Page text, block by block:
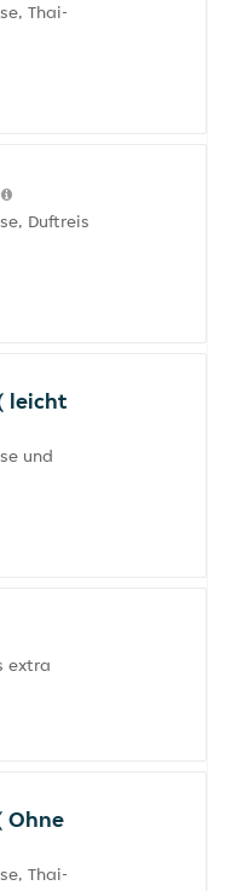
Thai-
Duftreis
leicht
und
extra
Ohne
Thai-